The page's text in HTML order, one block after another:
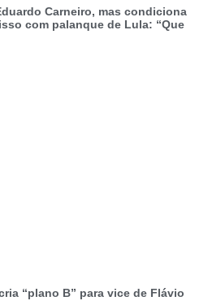
Carneiro, mas condiciona
com palanque de Lula: “Que
“plano B” para vice de Flávio